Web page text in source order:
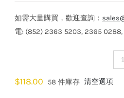
如需大量購買，歡迎查詢：
電: (852) 2363 5203, 2365
$118.00 58 件庫存 清空選項